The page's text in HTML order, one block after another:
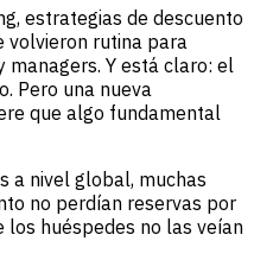
estrategias de descuento
volvieron rutina para
Y está claro: el
Pero una nueva
que algo fundamental
a nivel global, muchas
no perdían reservas por
los huéspedes no las veían